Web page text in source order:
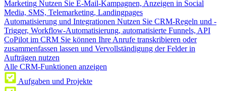
Marketing Nutzen Sie E-Mail-Kampagnen, Anzeigen in Social
Media, SMS, Telemarketing, Landingpages
Automatisierung und Integrationen Nutzen Sie CRM-Regeln und -
Trigger, Workflow-Automatisierung, automatisierte Funnels, API
CoPilot im CRM Sie können Ihre Anrufe transkribieren oder
zusammenfassen lassen und Vervollständigung der Felder in
Aufträgen nutzen
Alle CRM-Funktionen anzeigen
Aufgaben und Projekte